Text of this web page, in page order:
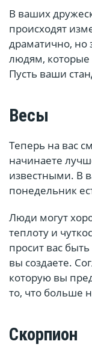
В ваших
происходят
драматично, но
людям, которые
Пусть ваши
Весы
Теперь на вас
начинаете
известными. В
понедельник
Люди могут
теплоту и
просит вас
вы создаете.
которую вы
то, что больше
Скорпион